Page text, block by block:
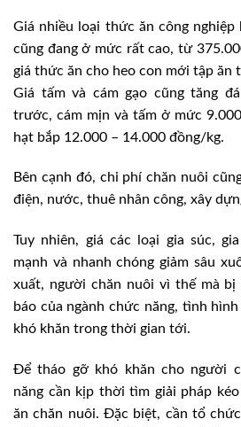
Giá nhiều loại thức ăn công
cũng đang ở mức rất cao, từ
giá thức ăn cho heo con mới tập ăn
Giá tấm và cám gạo cũng tăng
trước, cám mịn và tấm ở mức
hạt bắp 12.000 – 14.000 đồng/kg.
Bên cạnh đó, chi phí chăn nuôi
điện, nước, thuê nhân công, xây
Tuy nhiên, giá các loại gia súc,
mạnh và nhanh chóng giảm sâu
xuất, người chăn nuôi vì thế mà bị
báo của ngành chức năng, tình
khó khăn trong thời gian tới.
Ðể tháo gỡ khó khăn cho người
năng cần kịp thời tìm giải pháp
ăn chăn nuôi. Ðặc biệt, cần tổ